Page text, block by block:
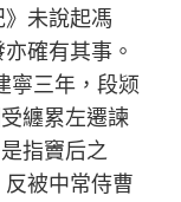
未說起馮
確有其事。
寧三年，段颎
纏累左遷諫
指竇后之
被中常侍曹